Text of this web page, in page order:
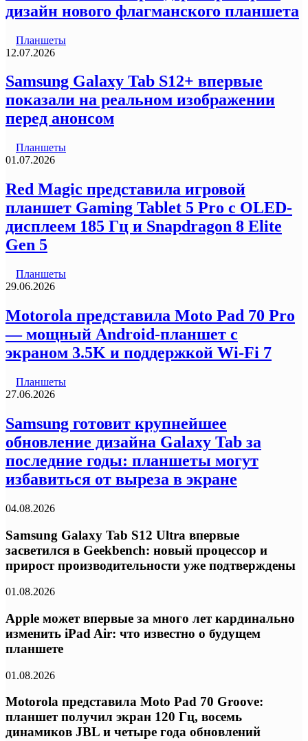
дизайн нового флагманского планшета
Планшеты
12.07.2026
Samsung Galaxy Tab S12+ впервые
показали на реальном изображении
перед анонсом
Планшеты
01.07.2026
Red Magic представила игровой
планшет Gaming Tablet 5 Pro с OLED-
дисплеем 185 Гц и Snapdragon 8 Elite
Gen 5
Планшеты
29.06.2026
Motorola представила Moto Pad 70 Pro
— мощный Android-планшет с
экраном 3.5K и поддержкой Wi-Fi 7
Планшеты
27.06.2026
Samsung готовит крупнейшее
обновление дизайна Galaxy Tab за
последние годы: планшеты могут
избавиться от выреза в экране
04.08.2026
Samsung Galaxy Tab S12 Ultra впервые
засветился в Geekbench: новый процессор и
прирост производительности уже подтверждены
01.08.2026
Apple может впервые за много лет кардинально
изменить iPad Air: что известно о будущем
планшете
01.08.2026
Motorola представила Moto Pad 70 Groove:
планшет получил экран 120 Гц, восемь
динамиков JBL и четыре года обновлений